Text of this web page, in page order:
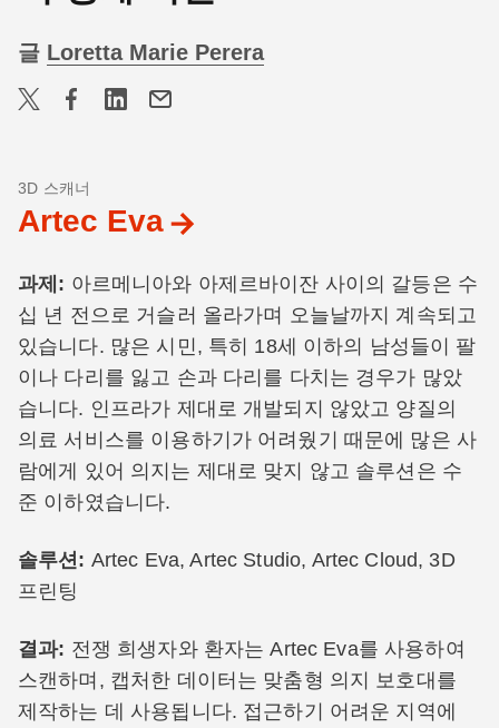
글 Loretta Marie Perera
3D 스캐너
Artec Eva
과제 : 아르메니아와 아제르바이잔 사이의 갈등은 수
십 년 전으로 거슬러 올라가며 오늘날까지 계속되고
있습니다. 많은 시민, 특히 18세 이하의 남성들이 팔
이나 다리를 잃고 손과 다리를 다치는 경우가 많았
습니다. 인프라가 제대로 개발되지 않았고 양질의
의료 서비스를 이용하기가 어려웠기 때문에 많은 사
람에게 있어 의지는 제대로 맞지 않고 솔루션은 수
준 이하였습니다.
솔루션: Artec Eva, Artec Studio, Artec Cloud, 3D
프린팅
결과: 전쟁 희생자와 환자는 Artec Eva를 사용하여
스캔하며, 캡처한 데이터는 맞춤형 의지 보호대를
제작하는 데 사용됩니다. 접근하기 어려운 지역에